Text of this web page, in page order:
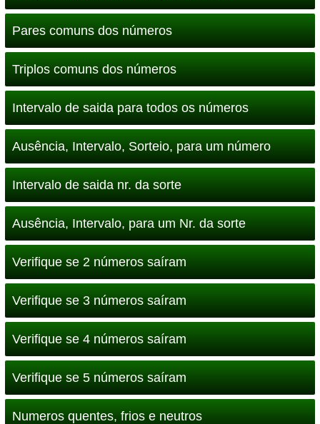
Pares comuns dos números
Triplos comuns dos números
Intervalo de saida para todos os números
Ausência, Intervalo, Sorteio, para um número
Intervalo de saida nr. da sorte
Ausência, Intervalo, para um Nr. da sorte
Verifique se 2 números saíram
Verifique se 3 números saíram
Verifique se 4 números saíram
Verifique se 5 números saíram
Numeros quentes, frios e neutros